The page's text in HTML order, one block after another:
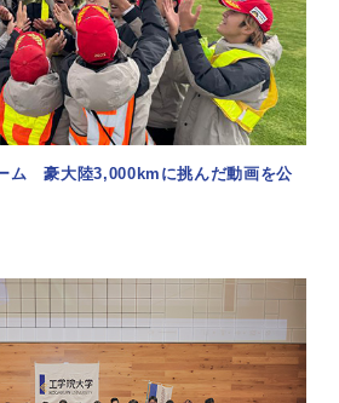
ム 豪大陸3,000kmに挑んだ動画を公